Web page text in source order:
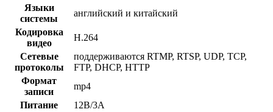
Языки
системы
английский и китайский
Кодировка
видео
H.264
Сетевые
протоколы
поддерживаются RTMP, RTSP, UDP, TCP,
FTP, DHCP, HTTP
Формат
записи
mp4
Питание
12В/3A